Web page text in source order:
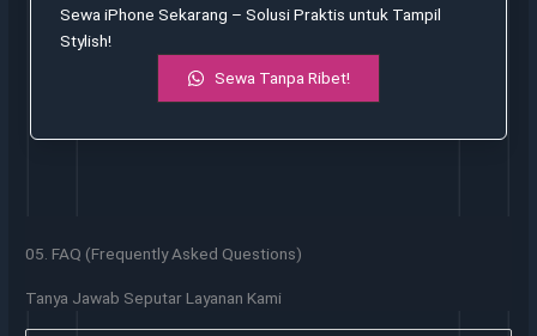
Sewa iPhone Sekarang – Solusi Praktis untuk Tampil
Stylish!
Sewa Tanpa Ribet!
05. FAQ (Frequently Asked Questions)
Tanya Jawab Seputar Layanan Kami